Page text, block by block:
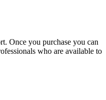
Once you purchase you can
who are available to